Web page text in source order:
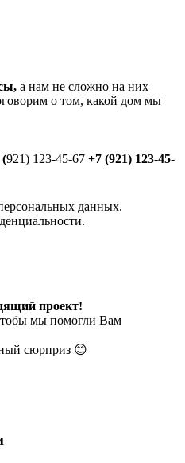
а нам не сложно на них
о том, какой дом мы
(921) 123-45-67 +7 (921) 123-45-
данных.
проект!
мы помогли Вам
сюрприз 😊